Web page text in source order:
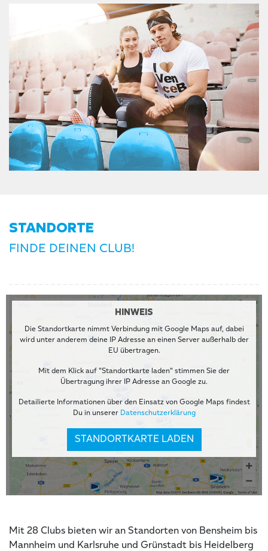
STANDORTE
FINDE DEINEN CLUB!
HINWEIS
Die Standortkarte nimmt Verbindung mit Google Maps auf, dabei
wird unter anderem deine IP Adresse an einen Server außerhalb der
EU übertragen.
Mit dem Klick auf "Standortkarte laden" stimmen Sie der
Übertragung ihrer IP Adresse an Google zu.
Detailierte Informationen über den Einsatz von Google Maps findest
Du in unserer Datenschutzerklärung
STANDORTKARTE LADEN
Mit 28 Clubs bieten wir an Standorten von Bensheim bis
Mannheim und Karlsruhe und Grünstadt bis Heidelberg